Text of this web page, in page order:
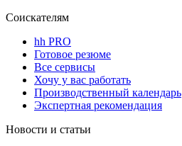
Соискателям
hh PRO
Готовое резюме
Все сервисы
Хочу у вас работать
Производственный календарь
Экспертная рекомендация
Новости и статьи